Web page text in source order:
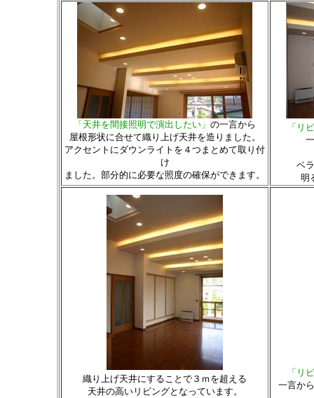
「天井を間接照明で演出したい」 の一言から
屋根形状に合せて織り上げ天井を造りました。
アクセントにダウンライトを４つまとめて取り付
け
ました。部分的に必要な照度の確保ができます。
「リ
ベ
明
織り上げ天井にすることで３ｍを超える
天井の高いリビングとなっています。
「リ
一言か